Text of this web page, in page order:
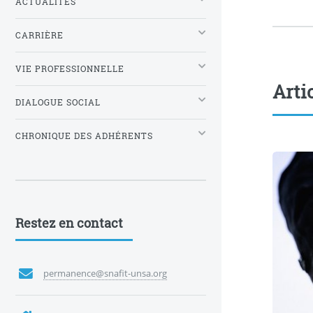
CARRIÈRE
VIE PROFESSIONNELLE
DIALOGUE SOCIAL
CHRONIQUE DES ADHÉRENTS
Restez en contact
permanence@snafit-unsa.org